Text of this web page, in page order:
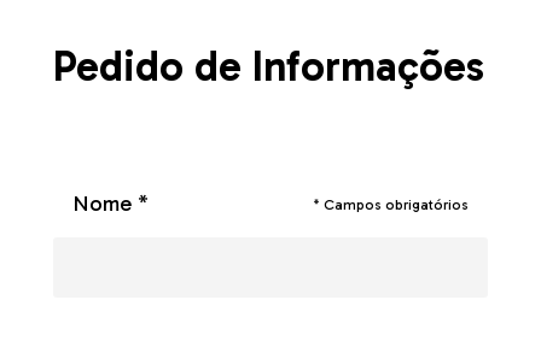
Pedido de Informações
Nome * * Campos obrigatórios